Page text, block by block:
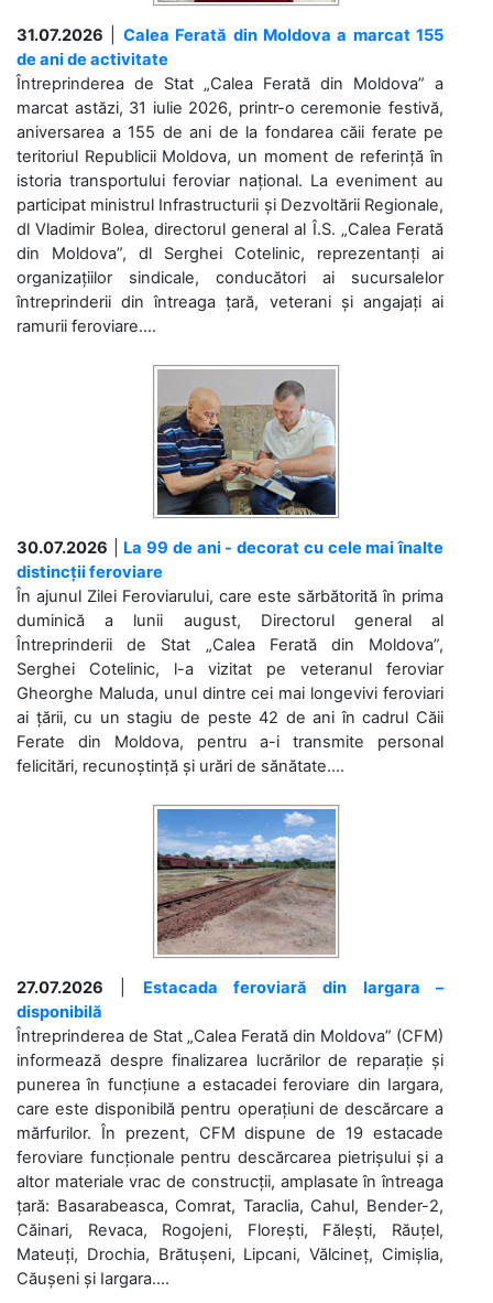
31.07.2026
Calea Ferată din Moldova a marcat 155
de ani de activitate
Întreprinderea de Stat „Calea Ferată din Moldova” a
marcat astăzi, 31 iulie 2026, printr-o ceremonie festivă,
aniversarea a 155 de ani de la fondarea căii ferate pe
teritoriul Republicii Moldova, un moment de referință în
istoria transportului feroviar național. La eveniment au
participat ministrul Infrastructurii și Dezvoltării Regionale,
dl Vladimir Bolea, directorul general al Î.S. „Calea Ferată
din Moldova”, dl Serghei Cotelinic, reprezentanți ai
organizațiilor sindicale, conducători ai sucursalelor
întreprinderii din întreaga țară, veterani și angajați ai
ramurii feroviare....
30.07.2026
La 99 de ani - decorat cu cele mai înalte
distincții feroviare
În ajunul Zilei Feroviarului, care este sărbătorită în prima
duminică a lunii august, Directorul general al
Întreprinderii de Stat „Calea Ferată din Moldova”,
Serghei Cotelinic, l-a vizitat pe veteranul feroviar
Gheorghe Maluda, unul dintre cei mai longevivi feroviari
ai țării, cu un stagiu de peste 42 de ani în cadrul Căii
Ferate din Moldova, pentru a-i transmite personal
felicitări, recunoștință și urări de sănătate....
27.07.2026
Estacada feroviară din Iargara –
disponibilă
Întreprinderea de Stat „Calea Ferată din Moldova” (CFM)
informează despre finalizarea lucrărilor de reparație și
punerea în funcțiune a estacadei feroviare din Iargara,
care este disponibilă pentru operațiuni de descărcare a
mărfurilor. În prezent, CFM dispune de 19 estacade
feroviare funcționale pentru descărcarea pietrișului și a
altor materiale vrac de construcții, amplasate în întreaga
țară: Basarabeasca, Comrat, Taraclia, Cahul, Bender-2,
Căinari, Revaca, Rogojeni, Florești, Fălești, Răuțel,
Mateuți, Drochia, Brătușeni, Lipcani, Vălcineț, Cimișlia,
Căușeni și Iargara....